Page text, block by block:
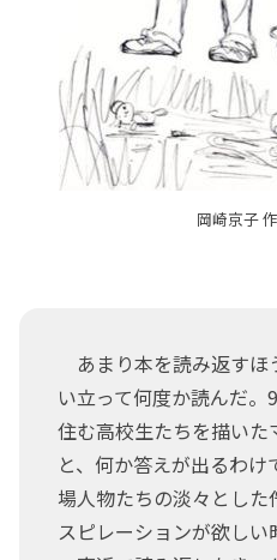
岡崎京子
あまり本を読み返すほ
い立って何度か読んだ
住む高校生たちを描い
と、何か答えが出るわ
場人物たちの淡々とし
スピレーションが欲しい